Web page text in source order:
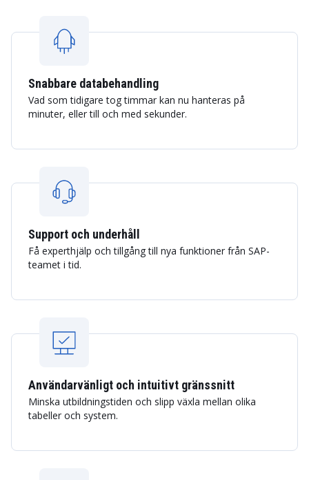
Snabbare databehandling
Vad som tidigare tog timmar kan nu hanteras på
minuter, eller till och med sekunder.
Support och underhåll
Få experthjälp och tillgång till nya funktioner från SAP-
teamet i tid.
Användarvänligt och intuitivt gränssnitt
Minska utbildningstiden och slipp växla mellan olika
tabeller och system.